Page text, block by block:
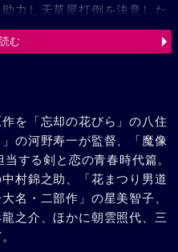
力し天草屋打倒を決意した
客に再度襲撃されるが危く
下、剣客桜井浪右衛門と知
の家に隠れる。だが天草屋
屋を討とうとしたが綱次郎
東吾に救われる。自らの所
んだ東吾は十万両を渡すと
倒した上、お美乃を手ごめ
吉も老中水野越前守の隠密
は越前守が若い頃、腰元若
剣に天草屋も倒れ、東吾は
む
を「忘却の花びら」の八住
の河野寿一が監督、「魔像
する剣と恋の青春時代篇。
村錦之助、「花まつり男道
名・二部作」の星美智子、
之介、ほかに朝雲照代、三